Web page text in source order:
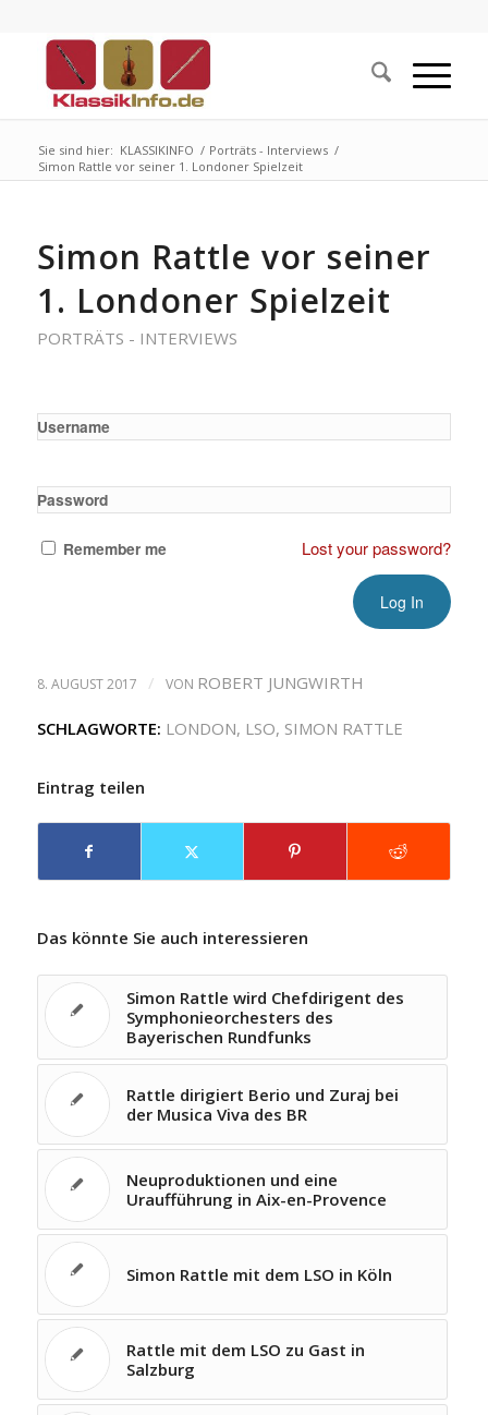
Sie sind hier: KLASSIKINFO / Porträts - Interviews /
Simon Rattle vor seiner 1. Londoner Spielzeit
Simon Rattle vor seiner
1. Londoner Spielzeit
PORTRÄTS - INTERVIEWS
Username
Password
Remember me Lost your password?
8. AUGUST 2017 / VON ROBERT JUNGWIRTH
SCHLAGWORTE: LONDON, LSO, SIMON RATTLE
Eintrag teilen
Das könnte Sie auch interessieren
Simon Rattle wird Chefdirigent des
Symphonieorchesters des
Bayerischen Rundfunks
Rattle dirigiert Berio und Zuraj bei
der Musica Viva des BR
Neuproduktionen und eine
Uraufführung in Aix-en-Provence
Simon Rattle mit dem LSO in Köln
Rattle mit dem LSO zu Gast in
Salzburg